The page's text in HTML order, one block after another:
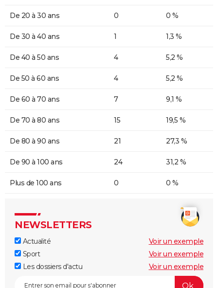
De 20 à 30 ans 0 0 %
De 30 à 40 ans 1 1,3 %
De 40 à 50 ans 4 5,2 %
De 50 à 60 ans 4 5,2 %
De 60 à 70 ans 7 9,1 %
De 70 à 80 ans 15 19,5 %
De 80 à 90 ans 21 27,3 %
De 90 à 100 ans 24 31,2 %
Plus de 100 ans 0 0 %
NEWSLETTERS
Actualité
Voir un exemple
Sport
Voir un exemple
Les dossiers d'actu
Voir un exemple